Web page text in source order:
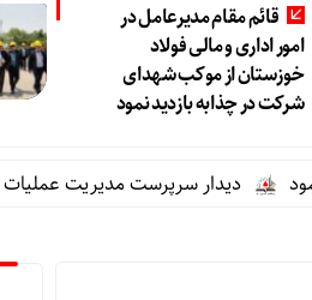
قائم مقام مدیرعامل در
امور اداری و مالی فولاد
خوزستان از موکب شهدای
شرکت در چذابه بازدید نمود
دیدار سرپرست مدیریت عملیات نفت